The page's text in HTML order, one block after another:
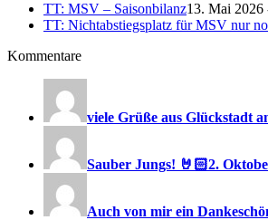
TT: MSV – Saisonbilanz13. Mai 2026
TT: Nichtabstiegsplatz für MSV nur
Kommentare
viele Grüße aus Glückstadt
Sauber Jungs! 🤘🏻2.
Auch von mir ein